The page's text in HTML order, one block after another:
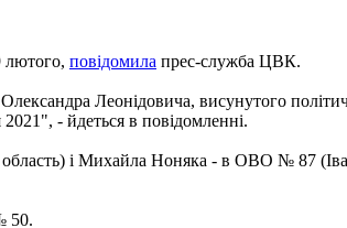
лютого, повідомила прес-служба ЦВК.
Леонідовича, висунутого
- йдеться в повідомленні.
і Михайла Ноняка - в ОВО № 87
50.